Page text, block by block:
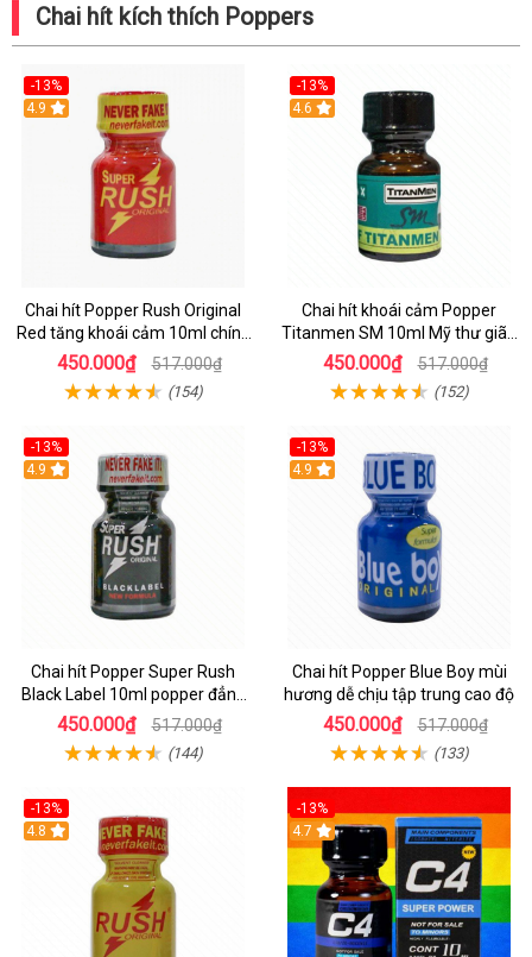
Chai hít kích thích Poppers
-13%
Hot
4.9
Chai hít Popper Rush Original
Red tăng khoái cảm 10ml chính
hãng
450.000₫ 517.000₫
(154)
-13%
Hot
4.6
Chai hít khoái cảm Popper
Titanmen SM 10ml Mỹ thư giãn
tăng lực
450.000₫ 517.000₫
(152)
-13%
Hot
4.9
Chai hít Popper Super Rush
Black Label 10ml popper đẳng
cấp cho giới chuyên
450.000₫ 517.000₫
(144)
-13%
Hot
4.9
Chai hít Popper Blue Boy mùi
hương dễ chịu tập trung cao độ
450.000₫ 517.000₫
(133)
-13%
Hot
4.8
-13%
Hot
4.7